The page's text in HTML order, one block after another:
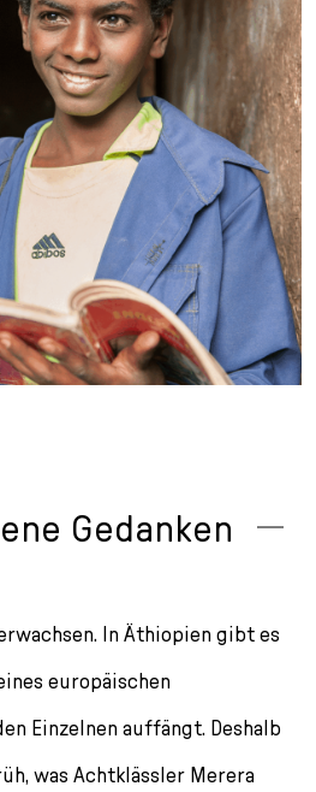
Gedanken
In Äthiopien gibt es
europäischen
Einzelnen auffängt. Deshalb
was Achtklässler Merera